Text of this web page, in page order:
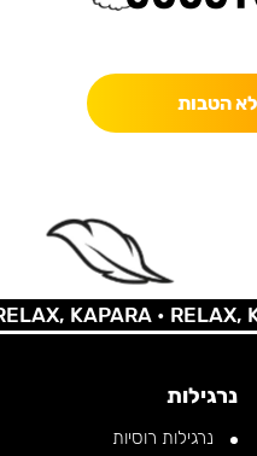
הטבות
•RELAX,
נרגילות
נרגילות רוסיות